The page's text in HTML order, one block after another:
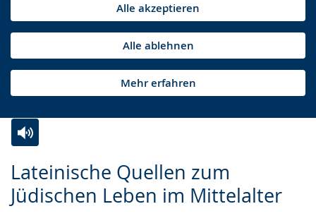
Alle akzeptieren
Alle ablehnen
Mehr erfahren
Lateinische Quellen zum
Jüdischen Leben im Mittelalter
Leichten
Sprache
Audio-
Unterstützung.
Video
in